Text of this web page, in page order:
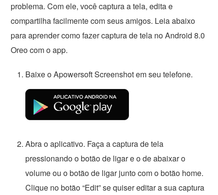
problema. Com ele, você captura a tela, edita e
compartilha facilmente com seus amigos. Leia abaixo
para aprender como fazer captura de tela no Android 8.0
Oreo com o app.
Baixe o Apowersoft Screenshot em seu telefone.
Abra o aplicativo. Faça a captura de tela
pressionando o botão de ligar e o de abaixar o
volume ou o botão de ligar junto com o botão home.
Clique no botão “Edit” se quiser editar a sua captura